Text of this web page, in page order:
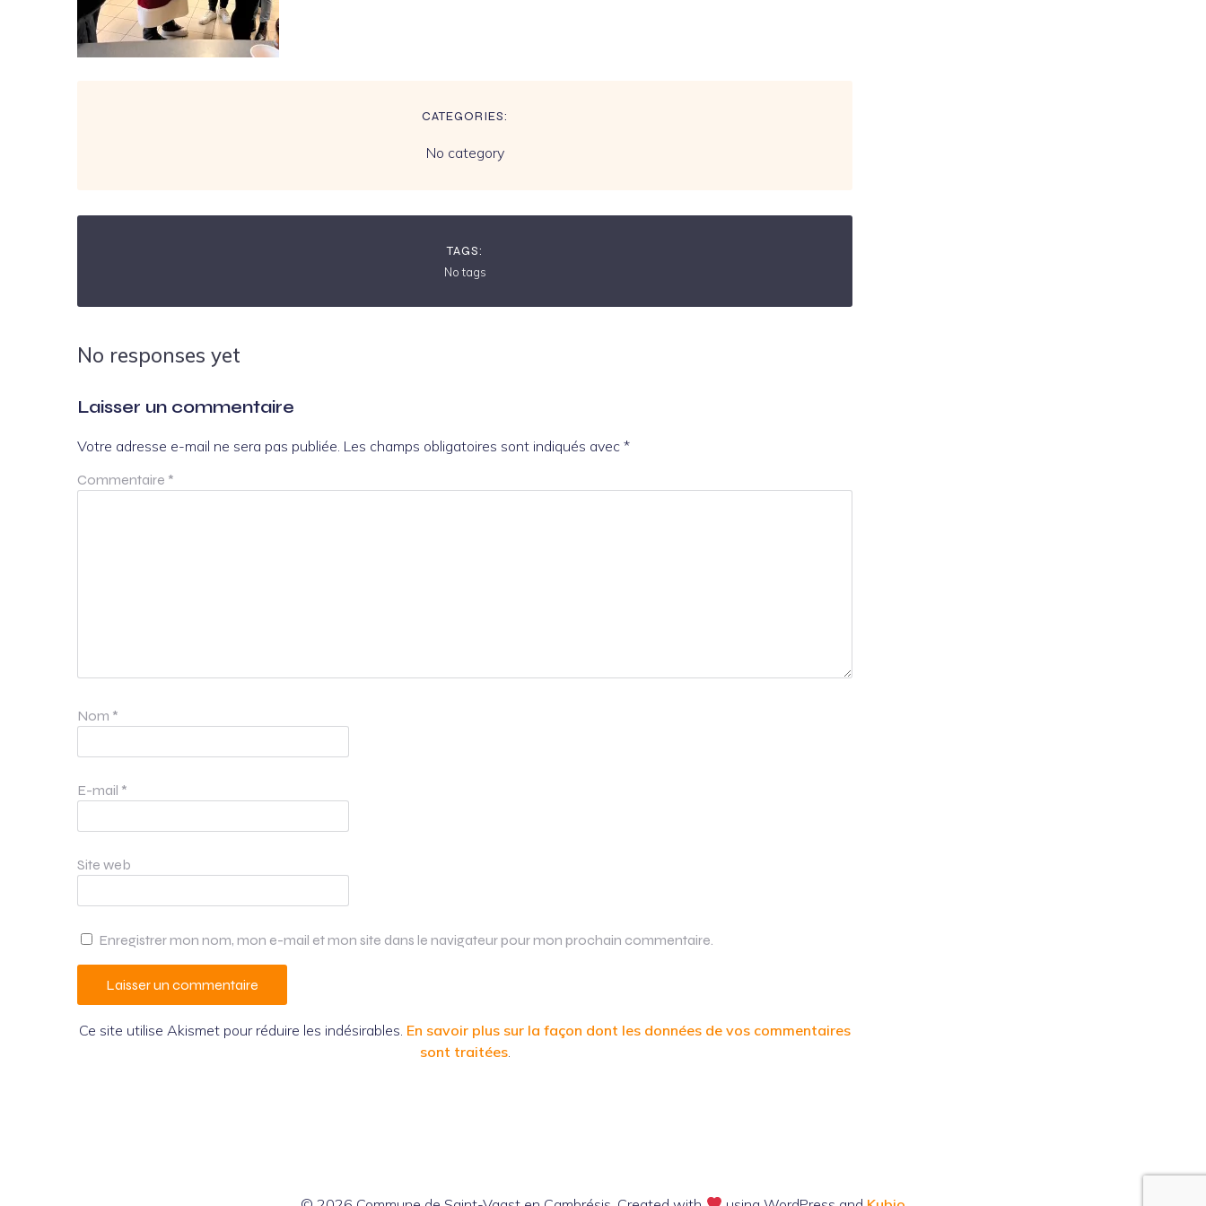
CATEGORIES:
No category
TAGS:
No tags
No responses yet
Laisser un commentaire
Votre adresse e-mail ne sera pas publiée. Les champs obligatoires sont indiqués avec *
Commentaire *
Nom *
E-mail *
Site web
Enregistrer mon nom, mon e-mail et mon site dans le navigateur pour mon prochain commentaire.
Ce site utilise Akismet pour réduire les indésirables. En savoir plus sur la façon dont les données de vos commentaires
sont traitées.